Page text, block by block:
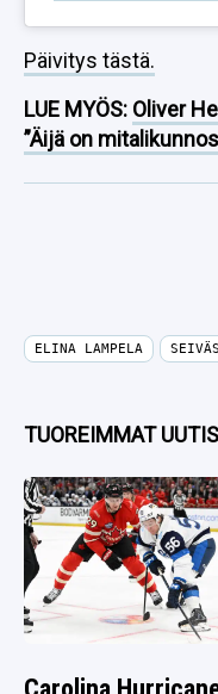
Päivitys tästä.
LUE MYÖS: Oliver
”Äijä on
ELINA LAMPELA
TUOREIMMAT